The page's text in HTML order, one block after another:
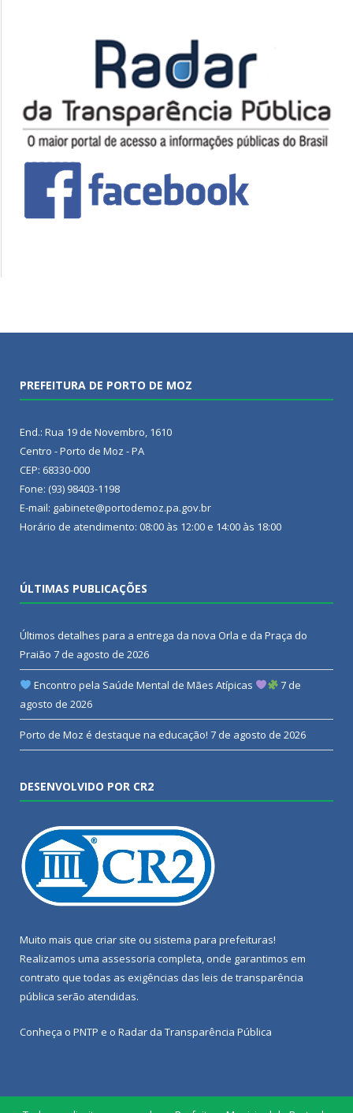
PREFEITURA DE PORTO DE MOZ
End.: Rua 19 de Novembro, 1610
Centro - Porto de Moz - PA
CEP: 68330-000
Fone: (93) 98403-1198
E-mail: gabinete@portodemoz.pa.gov.br
Horário de atendimento: 08:00 às 12:00 e 14:00 às 18:00
ÚLTIMAS PUBLICAÇÕES
Últimos detalhes para a entrega da nova Orla e da Praça do
Praião 7 de agosto de 2026
Encontro pela Saúde Mental de Mães Atípicas
7 de
agosto de 2026
Porto de Moz é destaque na educação! 7 de agosto de 2026
DESENVOLVIDO POR CR2
Muito mais que criar site ou sistema para prefeituras!
Realizamos uma assessoria completa, onde garantimos em
contrato que todas as exigências das leis de transparência
pública serão atendidas.
Conheça o PNTP e o Radar da Transparência Pública